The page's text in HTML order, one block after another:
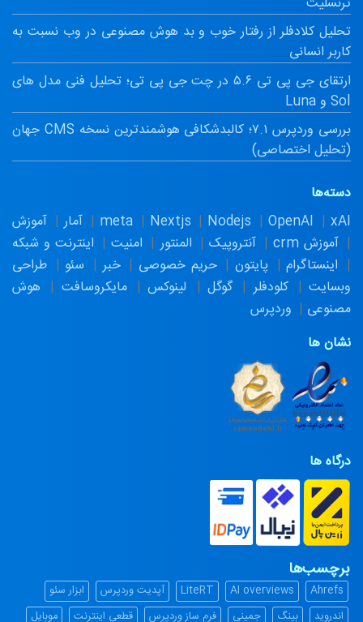
تحلیل کلادفلر از رفتار خوب و بد هوش مصنوعی در وب نسبت به
کاربر انسانی
ارتقای جی پی تی ۵.۶ در چت جی پی تی؛ تحلیل فنی مدل های
Sol و Luna
بررسی وردپرس ۷.۱؛ کالبدشکافی هوشمندترین نسخه CMS جهان
(تحلیل اختصاصی)
دسته‌ها
meta
Nextjs Nodejs OpenAI xAI آمار
آموزش
آموزش crm
آنتروپیک المنتور امنیت
اینترنت و شبکه
اینستاگرام
پایتون حریم خصوصی خبر سئو
طراحی
وبسایت
کلودفلر گوگل لینوکس مایکروسافت
هوش
مصنوعی
وردپرس
نشان ها
درگاه ها
برچسب‌ها
Ahrefs
AI overviews
LiteRT آپدیت وردپرس
ابزار سئو
اندروید
بینگ جمینی فرم ساز وردپرس قطعی اینترنت موبایل